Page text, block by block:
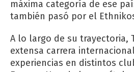
máxima categoría de ese
también pasó por el
A lo largo de su trayectoria,
extensa carrera
experiencias en distintos